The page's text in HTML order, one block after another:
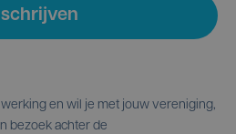
en wil je met jouw vereniging,
bezoek achter de